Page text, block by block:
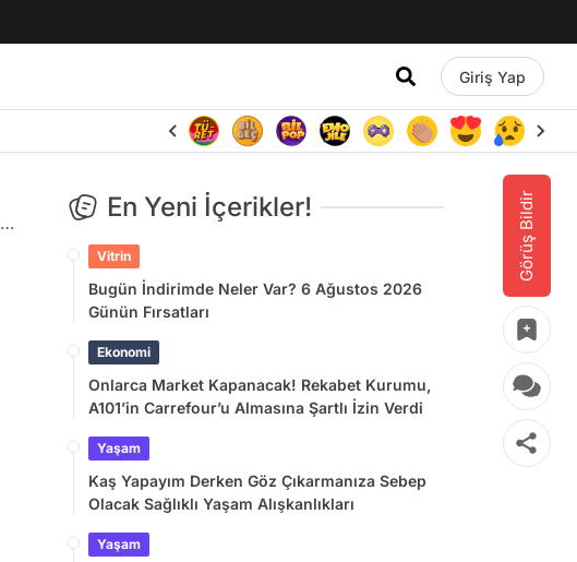
Giriş Yap
Görüş Bildir
En Yeni İçerikler!
Vitrin
Bugün İndirimde Neler Var? 6 Ağustos 2026
Günün Fırsatları
Ekonomi
Onlarca Market Kapanacak! Rekabet Kurumu,
A101’in Carrefour’u Almasına Şartlı İzin Verdi
Yaşam
Kaş Yapayım Derken Göz Çıkarmanıza Sebep
Olacak Sağlıklı Yaşam Alışkanlıkları
Yaşam